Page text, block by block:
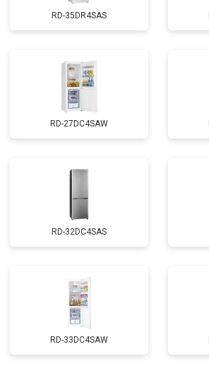
RD-35DR4SAS
RD-27DC4SAW
RD-32DC4SAS
RD-33DC4SAW